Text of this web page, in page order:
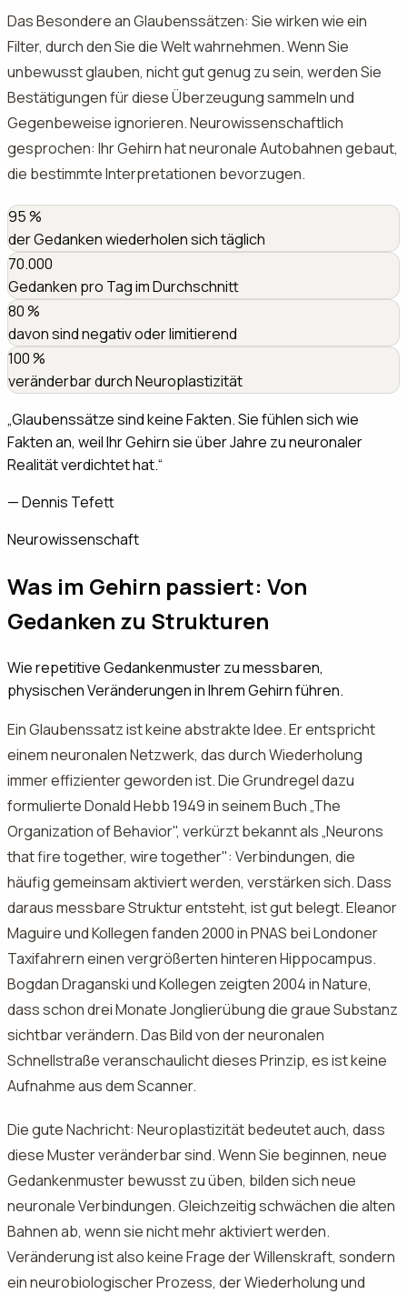
Das Besondere an Glaubenssätzen: Sie wirken wie ein
Filter, durch den Sie die Welt wahrnehmen. Wenn Sie
unbewusst glauben, nicht gut genug zu sein, werden Sie
Bestätigungen für diese Überzeugung sammeln und
Gegenbeweise ignorieren. Neurowissenschaftlich
gesprochen: Ihr Gehirn hat neuronale Autobahnen gebaut,
die bestimmte Interpretationen bevorzugen.
95%
der Gedanken wiederholen sich täglich
70.000
Gedanken pro Tag im Durchschnitt
80%
davon sind negativ oder limitierend
100%
veränderbar durch Neuroplastizität
„Glaubenssätze sind keine Fakten. Sie fühlen sich wie
Fakten an, weil Ihr Gehirn sie über Jahre zu neuronaler
Realität verdichtet hat.“
—Dennis Tefett
Neurowissenschaft
Was im Gehirn passiert: Von
Gedanken zu Strukturen
Wie repetitive Gedankenmuster zu messbaren,
physischen Veränderungen in Ihrem Gehirn führen.
Ein Glaubenssatz ist keine abstrakte Idee. Er entspricht
einem neuronalen Netzwerk, das durch Wiederholung
immer effizienter geworden ist. Die Grundregel dazu
formulierte Donald Hebb 1949 in seinem Buch „The
Organization of Behavior", verkürzt bekannt als „Neurons
that fire together, wire together": Verbindungen, die
häufig gemeinsam aktiviert werden, verstärken sich. Dass
daraus messbare Struktur entsteht, ist gut belegt. Eleanor
Maguire und Kollegen fanden 2000 in PNAS bei Londoner
Taxifahrern einen vergrößerten hinteren Hippocampus.
Bogdan Draganski und Kollegen zeigten 2004 in Nature,
dass schon drei Monate Jonglierübung die graue Substanz
sichtbar verändern. Das Bild von der neuronalen
Schnellstraße veranschaulicht dieses Prinzip, es ist keine
Aufnahme aus dem Scanner.
Die gute Nachricht: Neuroplastizität bedeutet auch, dass
diese Muster veränderbar sind. Wenn Sie beginnen, neue
Gedankenmuster bewusst zu üben, bilden sich neue
neuronale Verbindungen. Gleichzeitig schwächen die alten
Bahnen ab, wenn sie nicht mehr aktiviert werden.
Veränderung ist also keine Frage der Willenskraft, sondern
ein neurobiologischer Prozess, der Wiederholung und